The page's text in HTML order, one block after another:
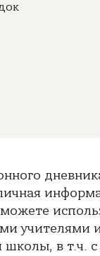
учителями
в т.ч.